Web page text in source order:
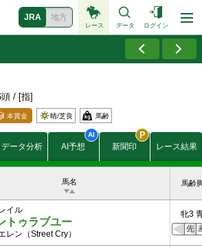
JRA 地方
レース データ ログイン
/ [指]
本賞金
)
580
230
150
金
)
-
晴/芝良 馬齢
データ分析 AI予想 新聞印 レース結果
馬名 馬齢
イル
トゥラブユー
レン（Street Cry）
牝3
先